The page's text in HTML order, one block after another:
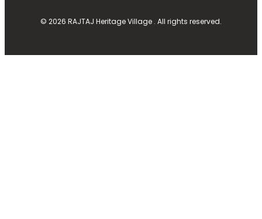
© 2026 RAJTAJ Heritage Village . All rights reserved.